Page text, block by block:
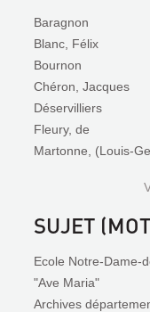
Baragnon
Blanc, Félix
Bournon
Chéron, Jacques
Déservilliers
Fleury, de
Martonne, (Louis-
SUJET
Ecole Notre-Dame-
"Ave Maria"
Archives